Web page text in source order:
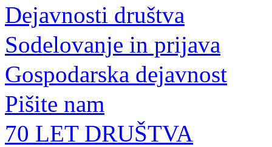
Dejavnosti društva
Sodelovanje in prijava
Gospodarska dejavnost
Pišite nam
70 LET DRUŠTVA